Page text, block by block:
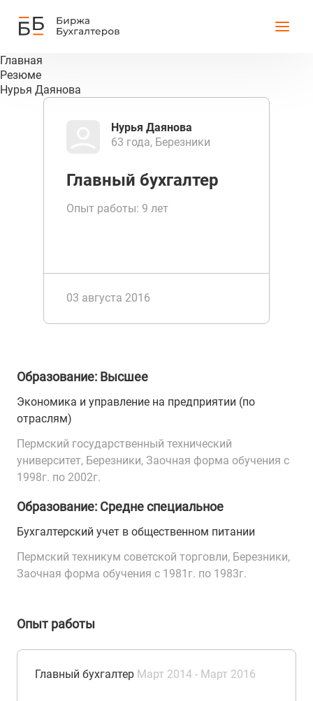
Главная
Резюме
Нурья Даянова
Нурья Даянова
63 года, Березники
Главный бухгалтер
Опыт работы: 9 лет
03 августа 2016
Образование: Высшее
Экономика и управление на предприятии (по
отраслям)
Пермский государственный технический
университет, Березники, Заочная форма обучения с
1998г. по 2002г.
Образование: Средне специальное
Бухгалтерский учет в общественном питании
Пермский техникум советской торговли, Березники,
Заочная форма обучения с 1981г. по 1983г.
Опыт работы
Главный бухгалтер Март 2014 - Март 2016